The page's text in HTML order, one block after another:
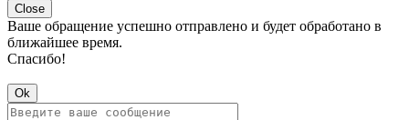
Close
Ваше обращение успешно отправлено и будет обработано в
ближайшее время.
Спасибо!
Ok